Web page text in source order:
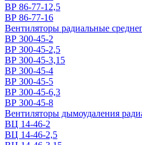
ВР 86-77-12,5
ВР 86-77-16
Вентиляторы радиальные
ВР 300-45-2
ВР 300-45-2,5
ВР 300-45-3,15
ВР 300-45-4
ВР 300-45-5
ВР 300-45-6,3
ВР 300-45-8
Вентиляторы дымоудаления
ВЦ 14-46-2
ВЦ 14-46-2,5